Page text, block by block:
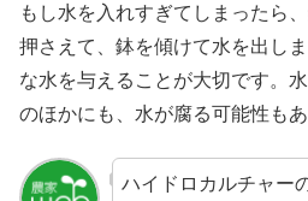
もし水を入れすぎてしまったら
押さえて、鉢を傾けて水を出し
な水を与えることが大切です。
のほかにも、水が腐る可能性もあ
ハイドロカルチャー